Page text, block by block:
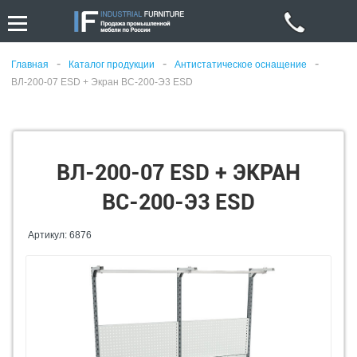
Главная - Каталог продукции - Антистатическое оснащение -
ВЛ-200-07 ESD + Экран ВС-200-Э3 ESD
ВЛ-200-07 ESD + ЭКРАН
ВС-200-Э3 ESD
Артикул: 6876